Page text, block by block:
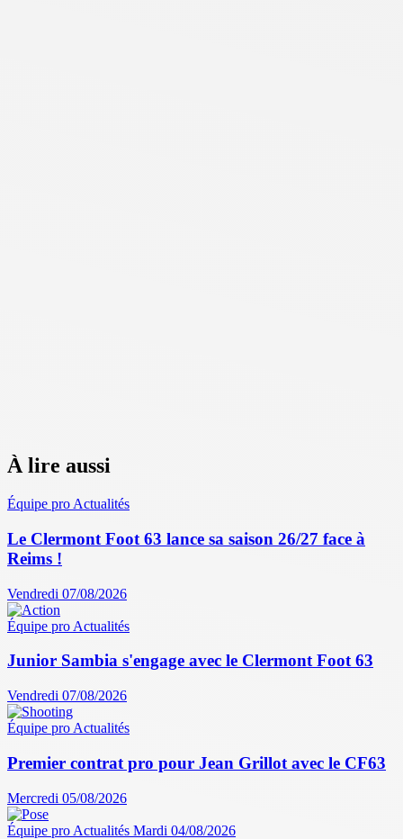
À lire aussi
Équipe pro Actualités
Le Clermont Foot 63 lance sa saison 26/27 face à
Reims !
Vendredi 07/08/2026
Équipe pro Actualités
Junior Sambia s'engage avec le Clermont Foot 63
Vendredi 07/08/2026
Équipe pro Actualités
Premier contrat pro pour Jean Grillot avec le CF63
Mercredi 05/08/2026
Équipe pro Actualités Mardi 04/08/2026